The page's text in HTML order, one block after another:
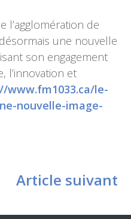
l’agglomération de
une nouvelle
son engagement
l’innovation et
www.fm1033.ca/le-
nouvelle-image-
Article suivant